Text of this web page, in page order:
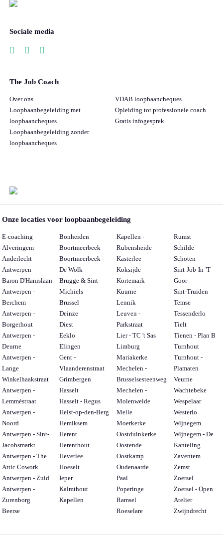
Sociale media
The Job Coach
Over ons
Loopbaanbegeleiding met
loopbaancheques
Loopbaanbegeleiding zonder
loopbaancheques
VDAB loopbaancheques
Opleiding tot professionele coach
Gratis infogesprek
Onze locaties voor loopbaanbegeleiding
E-coaching
Alveringem
Anderlecht
Antwerpen -
Baron D'Hanislaan
Antwerpen -
Berchem
Antwerpen -
Borgerhout
Antwerpen -
Deurne
Antwerpen -
Lange
Winkelhaakstraat
Antwerpen -
Lemméstraat
Antwerpen -
Noord
Antwerpen - Sint-
Jacobsmarkt
Antwerpen - The
Attic Cowork
Antwerpen - Zuid
Antwerpen -
Zurenborg
Beerse
Bonheiden
Boortmeerbeek
Boortmeerbeek -
De Wolk
Brugge & Sint-
Michiels
Brussel
Deinze
Diest
Eeklo
Elingen
Gent -
Vlaanderenstraat
Grimbergen
Hasselt
Hasselt - Regus
Heist-op-den-Berg
Hemiksem
Herent
Herenthout
Heverlee
Hoeselt
Ieper
Kalmthout
Kapellen
Kapellen -
Rubensheide
Kasterlee
Koksijde
Kortemark
Kuurne
Lennik
Leuven -
Parkstraat
Lier - TC 't Sas
Limburg
Mariakerke
Mechelen -
Brusselsesteenweg
Mechelen -
Molenweide
Melle
Moerkerke
Oostduinkerke
Oostende
Oostkamp
Oudenaarde
Paal
Poperinge
Ramsel
Roeselare
Rumst
Schilde
Schoten
Sint-Job-In-'T-
Goor
Sint-Truiden
Temse
Tessenderlo
Tielt
Tienen - Plan B
Turnhout
Turnhout -
Plamaten
Veurne
Wachtebeke
Wespelaar
Westerlo
Wijnegem
Wijnegem - De
Kanteling
Zaventem
Zemst
Zoersel
Zoersel - Open
Atelier
Zwijndrecht